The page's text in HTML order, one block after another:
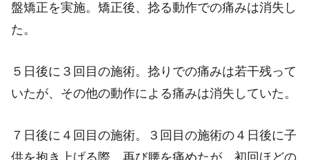
盤矯正を実施。矯正後、捻る動作での痛みは消失し
た。
５日後に３回目の施術。捻りでの痛みは若干残って
いたが、その他の動作による痛みは消失していた。
７日後に４回目の施術。３回目の施術の４日後に子